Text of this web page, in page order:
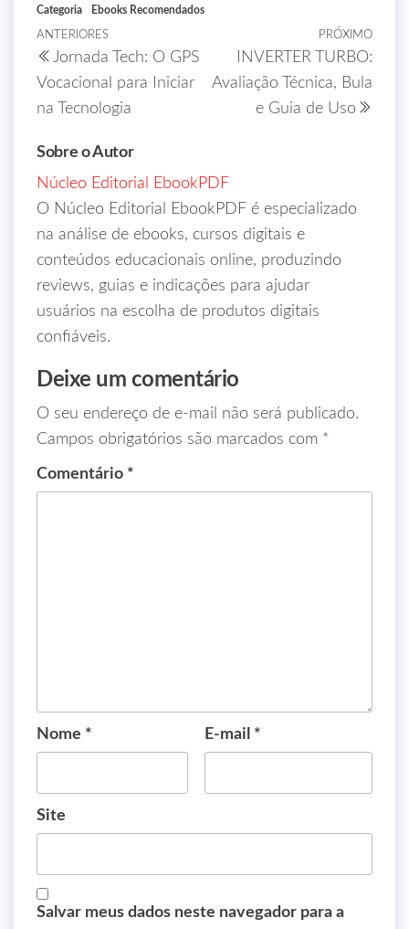
Categoria Ebooks Recomendados
ANTERIORES
Jornada Tech: O GPS
Vocacional para Iniciar
na Tecnologia
PRÓXIMO
INVERTER TURBO:
Avaliação Técnica, Bula
e Guia de Uso
Sobre o Autor
Núcleo Editorial EbookPDF
O Núcleo Editorial EbookPDF é especializado
na análise de ebooks, cursos digitais e
conteúdos educacionais online, produzindo
reviews, guias e indicações para ajudar
usuários na escolha de produtos digitais
confiáveis.
Deixe um comentário
O seu endereço de e-mail não será publicado.
Campos obrigatórios são marcados com *
Comentário *
Nome * E-mail *
Site
Salvar meus dados neste navegador para a